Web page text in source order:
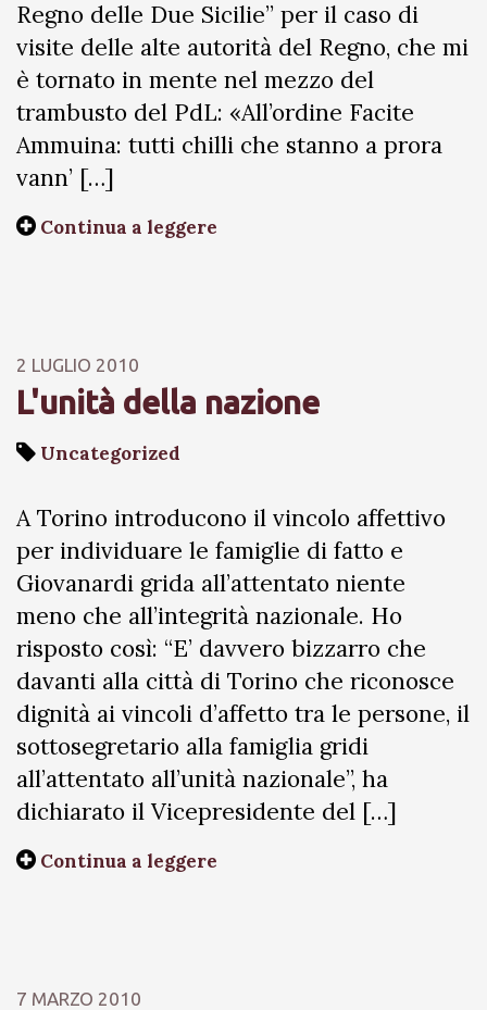
Regno delle Due Sicilie” per il caso di
visite delle alte autorità del Regno, che mi
è tornato in mente nel mezzo del
trambusto del PdL: «All’ordine Facite
Ammuina: tutti chilli che stanno a prora
vann’ […]
Continua a leggere
2 LUGLIO 2010
L'unità della nazione
Uncategorized
A Torino introducono il vincolo affettivo
per individuare le famiglie di fatto e
Giovanardi grida all’attentato niente
meno che all’integrità nazionale. Ho
risposto così: “E’ davvero bizzarro che
davanti alla città di Torino che riconosce
dignità ai vincoli d’affetto tra le persone, il
sottosegretario alla famiglia gridi
all’attentato all’unità nazionale”, ha
dichiarato il Vicepresidente del […]
Continua a leggere
7 MARZO 2010